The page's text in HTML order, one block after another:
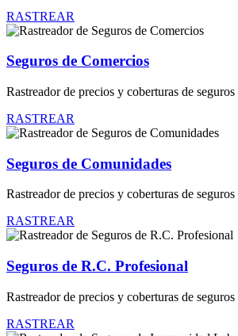
RASTREAR
Seguros de Comercios
Rastreador de precios y coberturas de
RASTREAR
Seguros de Comunidades
Rastreador de precios y coberturas de
RASTREAR
Seguros de R.C. Profesional
Rastreador de precios y coberturas de
RASTREAR